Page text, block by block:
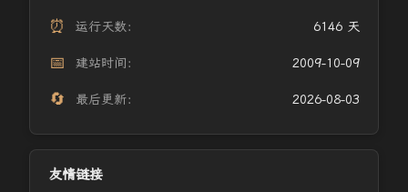
⏰ 运行天数： 6146 天
📅 建站时间： 2009-10-09
🔄 最后更新： 2026-08-03
友情链接